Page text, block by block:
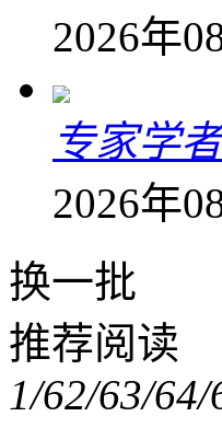
2026年
专家学
2026年
换一批
推荐阅读
1/62/63/64/